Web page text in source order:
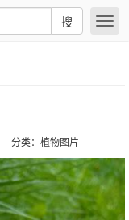
搜
分类： 植物图片